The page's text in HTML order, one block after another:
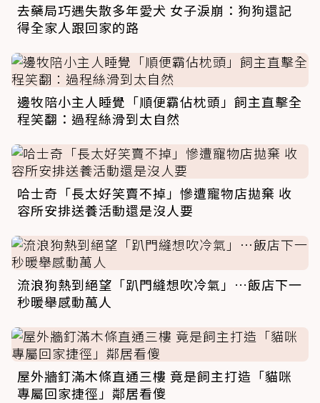
去藥局巧遇失散多年愛犬 女子淚崩：狗狗還記
得全家人跟回家的路
邊牧陪小主人睡覺「順便霸佔枕頭」飼主直擊全
程笑翻：過程絲滑到太自然
哈士奇「長太好笑賣不掉」慘遭寵物店拋棄 收
容所安排送養活動還是沒人要
流浪狗熱到絕望「趴門縫想吹冷氣」…飯店下一
秒暖舉感動萬人
屋外牆釘滿木條直通三樓 竟是飼主打造「貓咪
專屬回家捷徑」鄰居看傻